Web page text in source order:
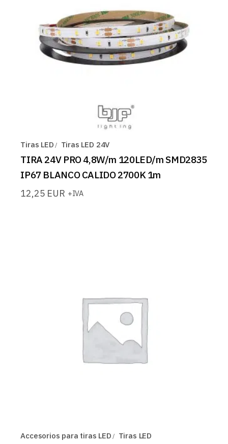
Tiras LED Tiras LED 24V
TIRA 24V PRO 4,8W/m 120LED/m SMD2835
IP67 BLANCO CALIDO 2700K 1m
12,25 EUR +IVA
Accesorios para tiras LED Tiras LED